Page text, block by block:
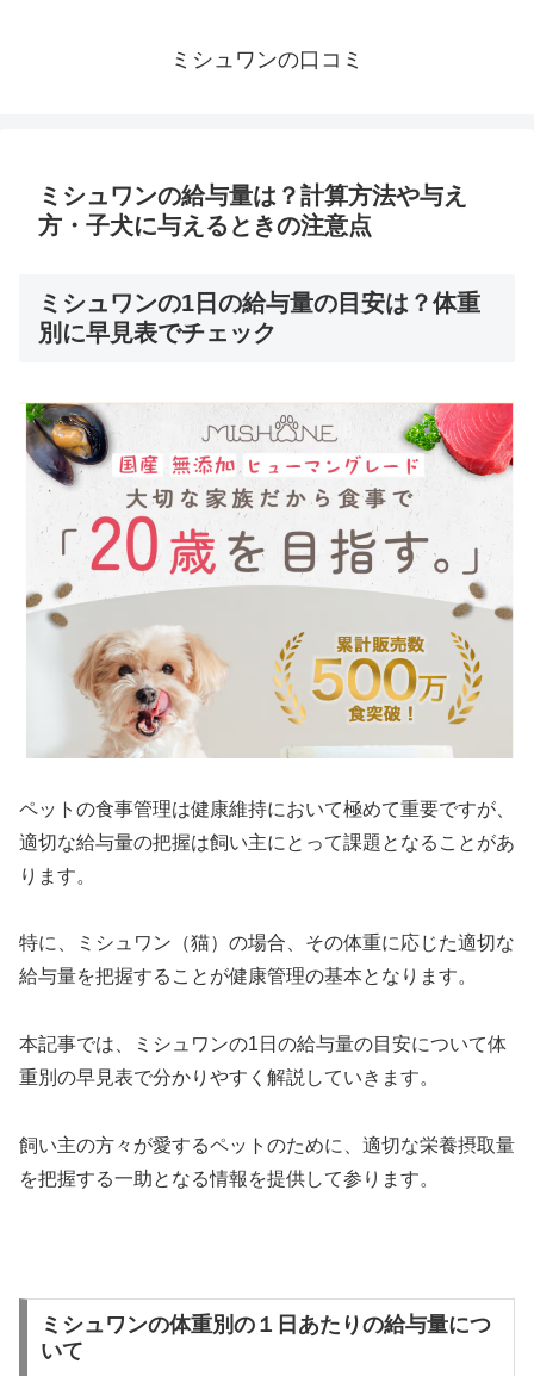
ミシュワンの口コミ
ミシュワンの給与量は？計算方法や与え
方・子犬に与えるときの注意点
ミシュワンの1日の給与量の目安は？体重
別に早見表でチェック
ペットの食事管理は健康維持において極めて重要ですが、
適切な給与量の把握は飼い主にとって課題となることがあ
ります。
特に、ミシュワン（猫）の場合、その体重に応じた適切な
給与量を把握することが健康管理の基本となります。
本記事では、ミシュワンの1日の給与量の目安について体
重別の早見表で分かりやすく解説していきます。
飼い主の方々が愛するペットのために、適切な栄養摂取量
を把握する一助となる情報を提供して参ります。
ミシュワンの体重別の１日あたりの給与量につ
いて